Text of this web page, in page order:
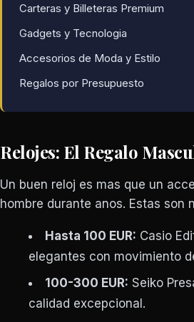
Carteras y Billeteras Premium
Gadgets y Tecnologia
Accesorios de Moda y Estilo
Regalos por Presupuesto
Relojes: El Regalo
Un buen reloj es mas que un
hombre durante anos. Estas son
Hasta 100 EUR: Casio
elegantes con movimiento
100-300 EUR: Seiko
calidad excepcional.